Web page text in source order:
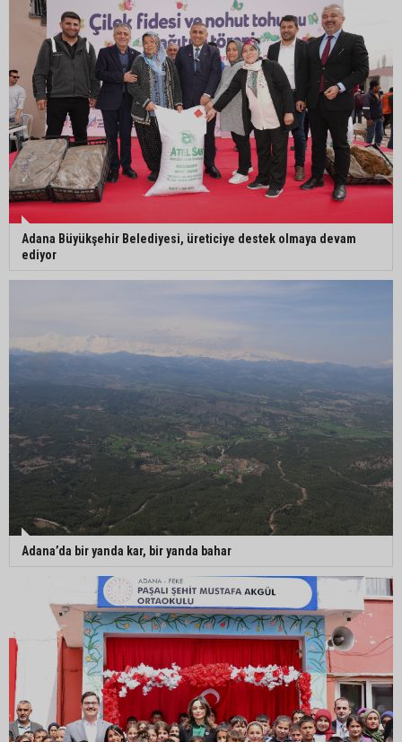
duyarlılık çağrısı
MHP Adana İl Başkanı Hakan Yıldırım:
“Liderimize dil uzatmak sizin haddinize değildir”
Adana Büyükşehir Belediyesi, üreticiye destek olmaya devam
ediyor
Adana’da bir yanda kar, bir yanda bahar